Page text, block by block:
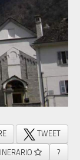
TWEET
?